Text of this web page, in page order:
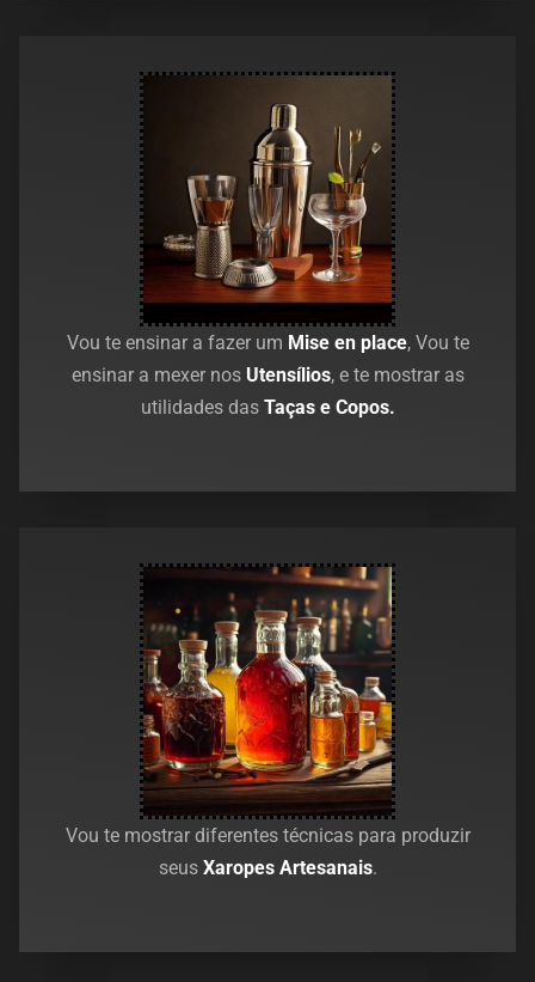
Vou te ensinar a fazer um Mise en place, Vou te
ensinar a mexer nos Utensílios, e te mostrar as
utilidades das Taças e Copos.
Vou te mostrar diferentes técnicas para produzir
seus Xaropes Artesanais.